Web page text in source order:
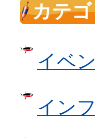
カテ
イベ
イン